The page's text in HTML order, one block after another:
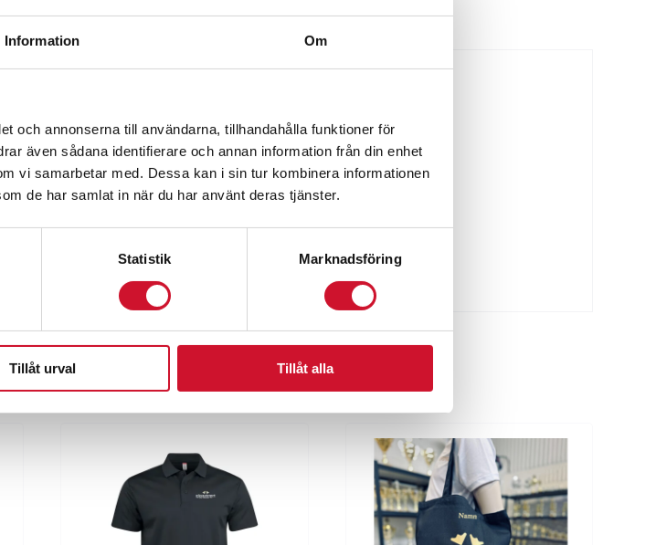
Information Om
och annonserna till användarna, tillhandahålla funktioner för
även sådana identifierare och annan information från din enhet
vi samarbetar med. Dessa kan i sin tur kombinera informationen
de har samlat in när du har använt deras tjänster.
Statistik Marknadsföring
Tillåt urval Tillåt alla